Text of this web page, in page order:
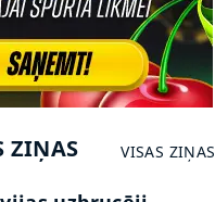
ZIŅAS VISAS ZIŅAS